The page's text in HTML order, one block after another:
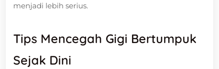
menjadi lebih serius.
Tips Mencegah Gigi Bertumpuk
Sejak Dini